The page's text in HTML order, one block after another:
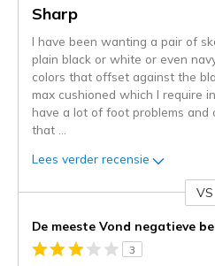
Sharp
I have been wanting a pair of
plain black or white or even
colors that offset against the
max cushioned which I require
have a lot of foot problems and
that
Lees verder recensie
content
wordt
momenteel
VS
De meeste Vond negatieve
3